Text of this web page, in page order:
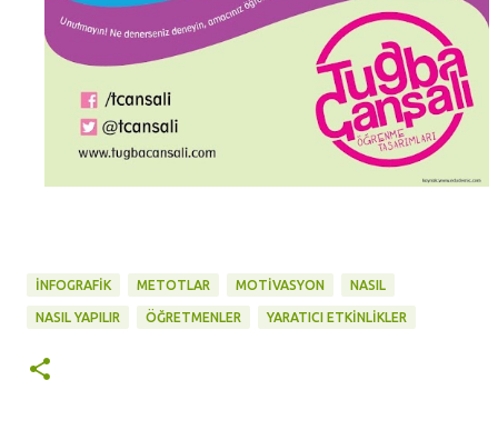
İNFOGRAFIK METOTLAR MOTIVASYON NASIL
NASIL YAPILIR ÖĞRETMENLER YARATICI ETKINLIKLER